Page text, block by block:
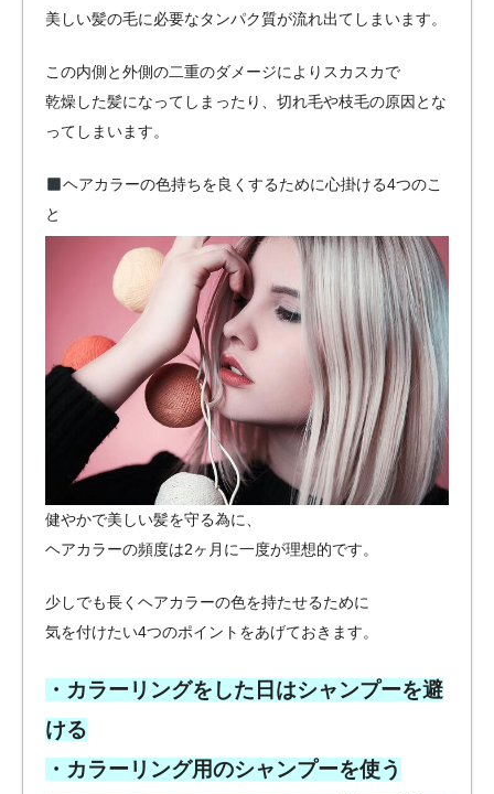
美しい髪の毛に必要なタンパク質が流れ出てしまいます。
この内側と外側の二重のダメージによりスカスカで
乾燥した髪になってしまったり、切れ毛や枝毛の原因とな
ってしまいます。
ヘアカラーの色持ちを良くするために心掛ける4つのこ
と
健やかで美しい髪を守る為に、
ヘアカラーの頻度は2ヶ月に一度が理想的です。
少しでも長くヘアカラーの色を持たせるために
気を付けたい4つのポイントをあげておきます。
・カラーリングをした日はシャンプーを避
ける
・カラーリング用のシャンプーを使う